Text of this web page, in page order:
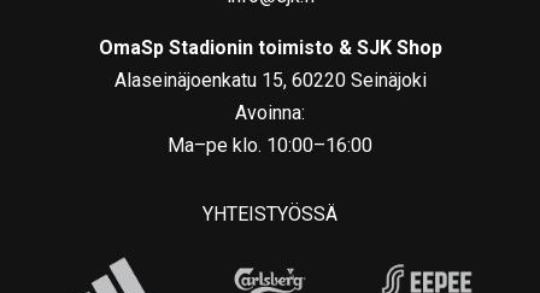
OmaSp Stadionin toimisto & SJK Shop
Alaseinäjoenkatu 15, 60220 Seinäjoki
Avoinna:
Ma–pe klo. 10:00–16:00
YHTEISTYÖSSÄ